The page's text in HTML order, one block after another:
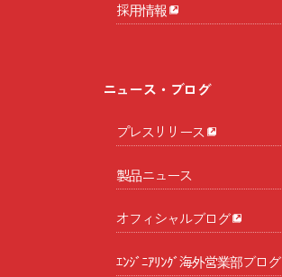
採用情報
ニュース・ブログ
プレスリリース
製品ニュース
オフィシャルブログ
ｴﾝｼﾞﾆｱﾘﾝｸﾞ海外営業部ブログ